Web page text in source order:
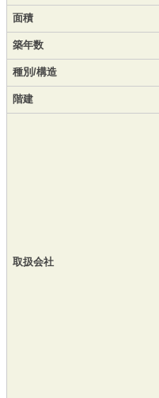
面積
築年数
種別/構造
階建
取扱会社